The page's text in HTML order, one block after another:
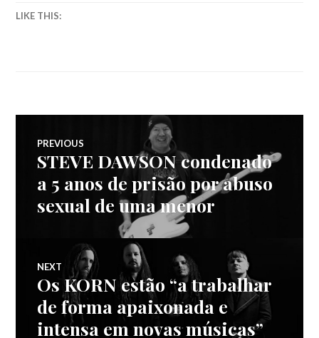
LIKE THIS:
Navegação
de
artigos
PREVIOUS
Previous
STEVE DAWSON condenado
a 5 anos de prisão por abuso
sexual de uma menor
NEXT
Next
post:
Os KORN estão “a trabalhar
de forma apaixonada e
intensa em novas músicas”